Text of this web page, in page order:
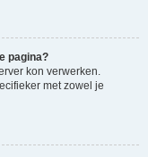
pagina?
kon verwerken.
met zowel je